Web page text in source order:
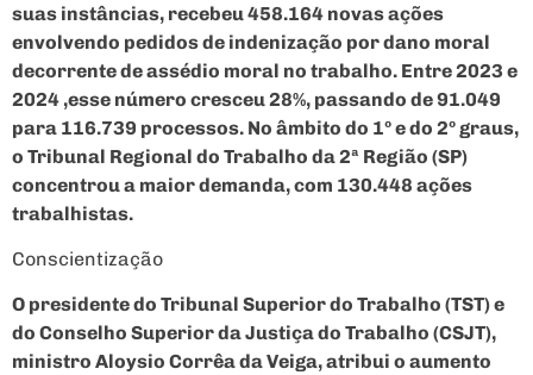
suas instâncias, recebeu 458.164 novas ações
envolvendo pedidos de indenização por dano moral
decorrente de assédio moral no trabalho. Entre 2023 e
2024 ,esse número cresceu 28%, passando de 91.049
para 116.739 processos. No âmbito do 1º e do 2º graus,
o Tribunal Regional do Trabalho da 2ª Região (SP)
concentrou a maior demanda, com 130.448 ações
trabalhistas.
Conscientização
O presidente do Tribunal Superior do Trabalho (TST) e
do Conselho Superior da Justiça do Trabalho (CSJT),
ministro Aloysio Corrêa da Veiga, atribui o aumento